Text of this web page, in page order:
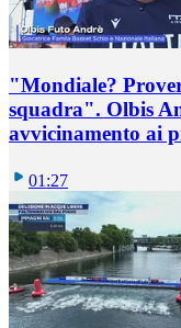
"Mondiale?
squadra". Olbis
avvicinamento ai
01:27